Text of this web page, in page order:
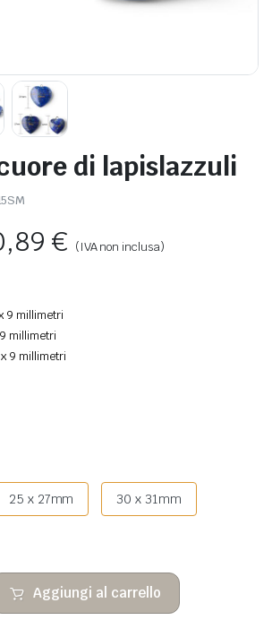
di lapislazzuli
€ (IVA non inclusa)
9 millimetri
millimetri
9 millimetri
25 x 27mm 30 x 31mm
Aggiungi al carrello